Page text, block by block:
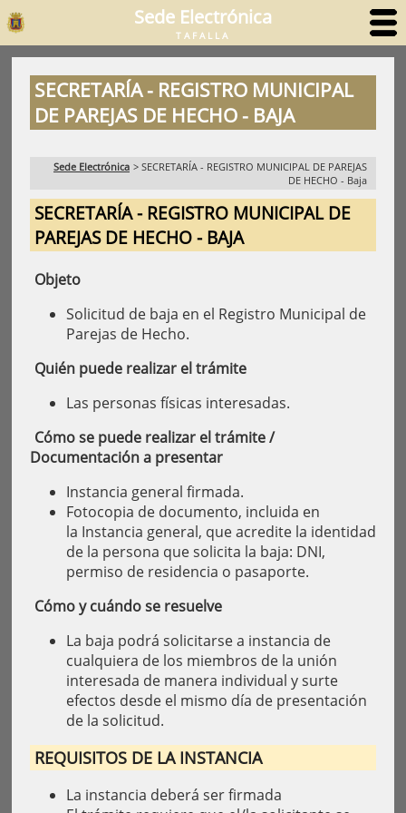
Sede Electrónica
TAFALLA
SECRETARÍA - REGISTRO MUNICIPAL
DE PAREJAS DE HECHO - BAJA
Sede Electrónica > SECRETARÍA - REGISTRO MUNICIPAL DE PAREJAS
DE HECHO - Baja
SECRETARÍA - REGISTRO MUNICIPAL DE
PAREJAS DE HECHO - BAJA
Objeto
Solicitud de baja en el Registro Municipal de
Parejas de Hecho.
Quién puede realizar el trámite
Las personas físicas interesadas.
Cómo se puede realizar el trámite /
Documentación a presentar
Instancia general firmada.
Fotocopia de documento, incluida en
la Instancia general, que acredite la identidad
de la persona que solicita la baja: DNI,
permiso de residencia o pasaporte.
Cómo y cuándo se resuelve
La baja podrá solicitarse a instancia de
cualquiera de los miembros de la unión
interesada de manera individual y surte
efectos desde el mismo día de presentación
de la solicitud.
REQUISITOS DE LA INSTANCIA
La instancia deberá ser firmada